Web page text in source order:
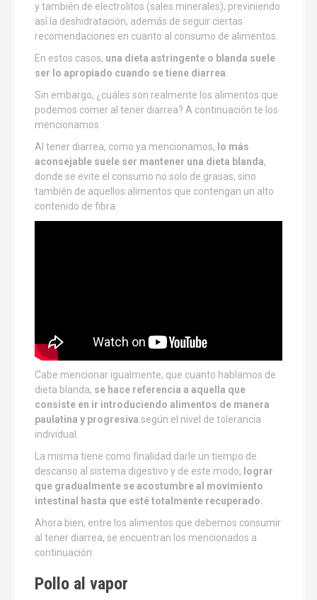
y también de electrolitos (sales minerales), previniendo
así la deshidratación, además de seguir ciertas
recomendaciones en cuanto al consumo de alimentos.
En estos casos, una dieta astringente o blanda suele
ser lo apropiado cuando se tiene diarrea
Sin embargo, ¿cuáles son realmente los alimentos que
podemos comer al tener diarrea? A continuación te los
mencionamos.
Al tener diarrea, como ya mencionamos, lo más
aconsejable suele ser mantener una dieta blanda,
donde se evite el consumo no solo de grasas, sino
también de aquellos alimentos que contengan un alto
contenido de fibra.
Cabe mencionar igualmente, que cuanto hablamos de
dieta blanda, se hace referencia a aquella que
consiste en ir introduciendo alimentos de manera
paulatina y progresiva según el nivel de tolerancia
individual.
La misma tiene como finalidad darle un tiempo de
descanso al sistema digestivo y de este modo, lograr
que gradualmente se acostumbre al movimiento
intestinal hasta que esté totalmente recuperado.
Ahora bien, entre los alimentos que debemos consumir
al tener diarrea, se encuentran los mencionados a
continuación:
Pollo al vapor